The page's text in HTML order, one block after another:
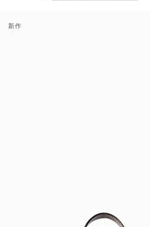
新作